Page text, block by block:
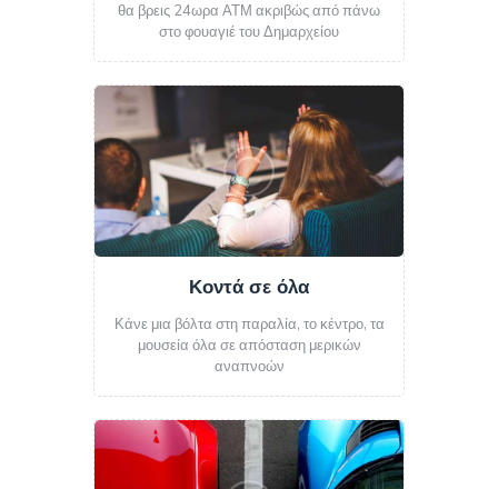
θα βρεις 24ωρα ΑΤΜ ακριβώς από πάνω
στο φουαγιέ του Δημαρχείου
Κοντά σε όλα
Κάνε μια βόλτα στη παραλία, το κέντρο, τα
μουσεία όλα σε απόσταση μερικών
αναπνοών